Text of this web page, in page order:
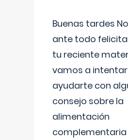
Buenas tardes
ante todo
tu reciente
vamos a intentar
ayudarte con
consejo sobre la
alimentación
complementaria